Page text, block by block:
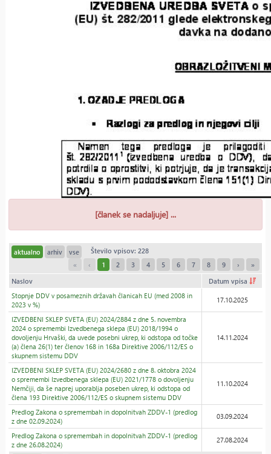
[članek se nadaljuje] ...
aktualno arhiv vse
Število vpisov: 228
«
‹ 1 2 3 4 5 6 7 8 9 › »
Naslov
Datum vpisa
Stopnje DDV v posameznih državah članicah EU (med 2008 in
2023 v %)
17.10.2025
IZVEDBENI SKLEP SVETA (EU) 2024/2884 z dne 5. novembra
2024 o spremembi Izvedbenega sklepa (EU) 2018/1994 o
dovoljenju Hrvaški, da uvede posebni ukrep, ki odstopa od točke
(a) člena 26(1) ter členov 168 in 168a Direktive 2006/112/ES o
skupnem sistemu DDV
14.11.2024
IZVEDBENI SKLEP SVETA (EU) 2024/2680 z dne 8. oktobra 2024
o spremembi Izvedbenega sklepa (EU) 2021/1778 o dovoljenju
Nemčiji, da še naprej uporablja poseben ukrep, ki odstopa od
člena 193 Direktive 2006/112/ES o skupnem sistemu DDV
11.10.2024
Predlog Zakona o spremembah in dopolnitvah ZDDV-1 (predlog
z dne 02.09.2024)
03.09.2024
Predlog Zakona o spremembah in dopolnitvah ZDDV-1 (predlog
z dne 26.08.2024)
27.08.2024